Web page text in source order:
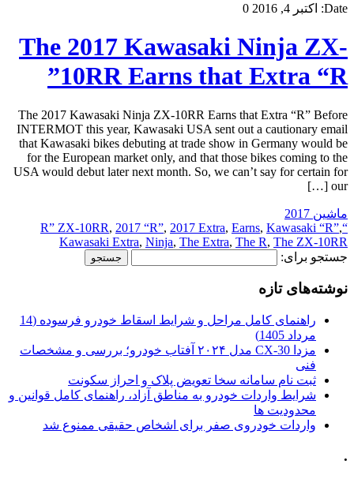
Date: اکتبر 4, 2016 0
The 2017 Kawasaki Ninja ZX-
10RR Earns that Extra “R”
The 2017 Kawasaki Ninja ZX-10RR Earns that Extra “R” Before
INTERMOT this year, Kawasaki USA sent out a cautionary email
that Kawasaki bikes debuting at trade show in Germany would be
for the European market only, and that those bikes coming to the
USA would debut later next month. So, we can’t say for certain for
our […]
ماشین 2017
“R” ZX-10RR
, 2017 “R”, 2017 Extra, Earns, Kawasaki “R”,
Kawasaki Extra, Ninja, The Extra, The R, The ZX-10RR
جستجو برای:
نوشته‌های تازه
راهنمای کامل مراحل و شرایط اسقاط خودرو فرسوده (14
مرداد 1405)
مزدا CX-30 مدل ۲۰۲۴ آفتاب خودرو؛ بررسی و مشخصات
فنی
ثبت نام سامانه سخا تعویض پلاک و احراز سکونت
شرایط واردات خودرو به مناطق آزاد، راهنمای کامل قوانین و
محدودیت ها
واردات خودروی صفر برای اشخاص حقیقی ممنوع شد
.